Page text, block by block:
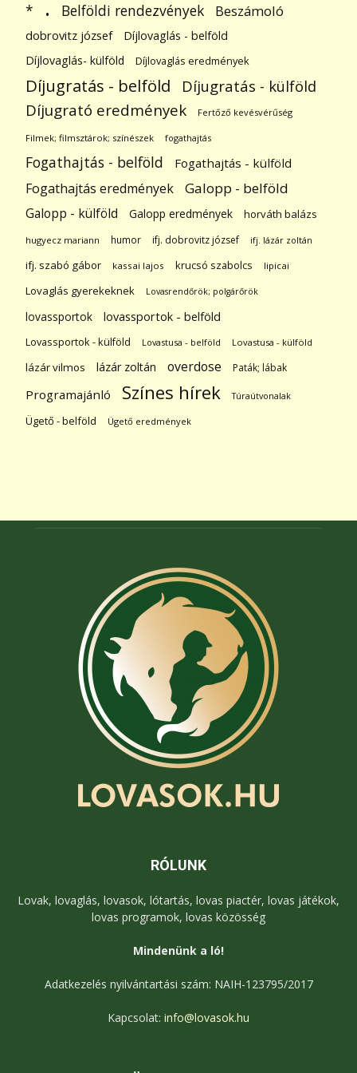
* . Belföldi rendezvények Beszámoló
dobrovitz józsef
Díjlovaglás - belföld
Díjlovaglás- külföld
Díjlovaglás eredmények
Díjugratás - belföld Díjugratás - külföld
Díjugrató eredmények Fertőző kevésvérűség
Filmek; filmsztárok; színészek fogathajtás
Fogathajtás - belföld Fogathajtás - külföld
Fogathajtás eredmények Galopp - belföld
Galopp - külföld Galopp eredmények horváth balázs
hugyecz mariann humor ifj. dobrovitz józsef ifj. lázár zoltán
ifj. szabó gábor kassai lajos krucsó szabolcs lipicai
Lovaglás gyerekeknek Lovasrendőrök; polgárőrök
lovassportok lovassportok - belföld
Lovassportok - külföld Lovastusa - belföld Lovastusa - külföld
lázár vilmos lázár zoltán overdose Paták; lábak
Programajánló Színes hírek Túraútvonalak
Ügető - belföld Ügető eredmények
RÓLUNK
Lovak, lovaglás, lovasok, lótartás, lovas piactér, lovas játékok,
lovas programok, lovas közösség
Mindenünk a ló!
Adatkezelés nyilvántartási szám: NAIH-123795/2017
Kapcsolat: info@lovasok.hu